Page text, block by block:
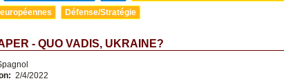
Défense/Stratégie
- QUO VADIS, UKRAINE?
2/4/2022